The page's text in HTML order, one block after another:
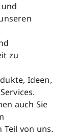
zu
Ideen,
auch Sie
Teil von uns.